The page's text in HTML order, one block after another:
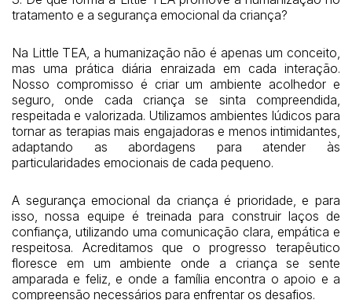
tratamento e a segurança emocional da criança?
Na Little TEA, a humanização não é apenas um conceito,
mas uma prática diária enraizada em cada interação.
Nosso compromisso é criar um ambiente acolhedor e
seguro, onde cada criança se sinta compreendida,
respeitada e valorizada. Utilizamos ambientes lúdicos para
tornar as terapias mais engajadoras e menos intimidantes,
adaptando as abordagens para atender às
particularidades emocionais de cada pequeno.
A segurança emocional da criança é prioridade, e para
isso, nossa equipe é treinada para construir laços de
confiança, utilizando uma comunicação clara, empática e
respeitosa. Acreditamos que o progresso terapêutico
floresce em um ambiente onde a criança se sente
amparada e feliz, e onde a família encontra o apoio e a
compreensão necessários para enfrentar os desafios.